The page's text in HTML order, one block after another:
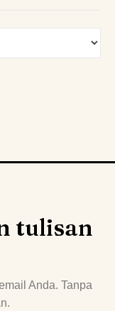
tulisan
Anda. Tanpa